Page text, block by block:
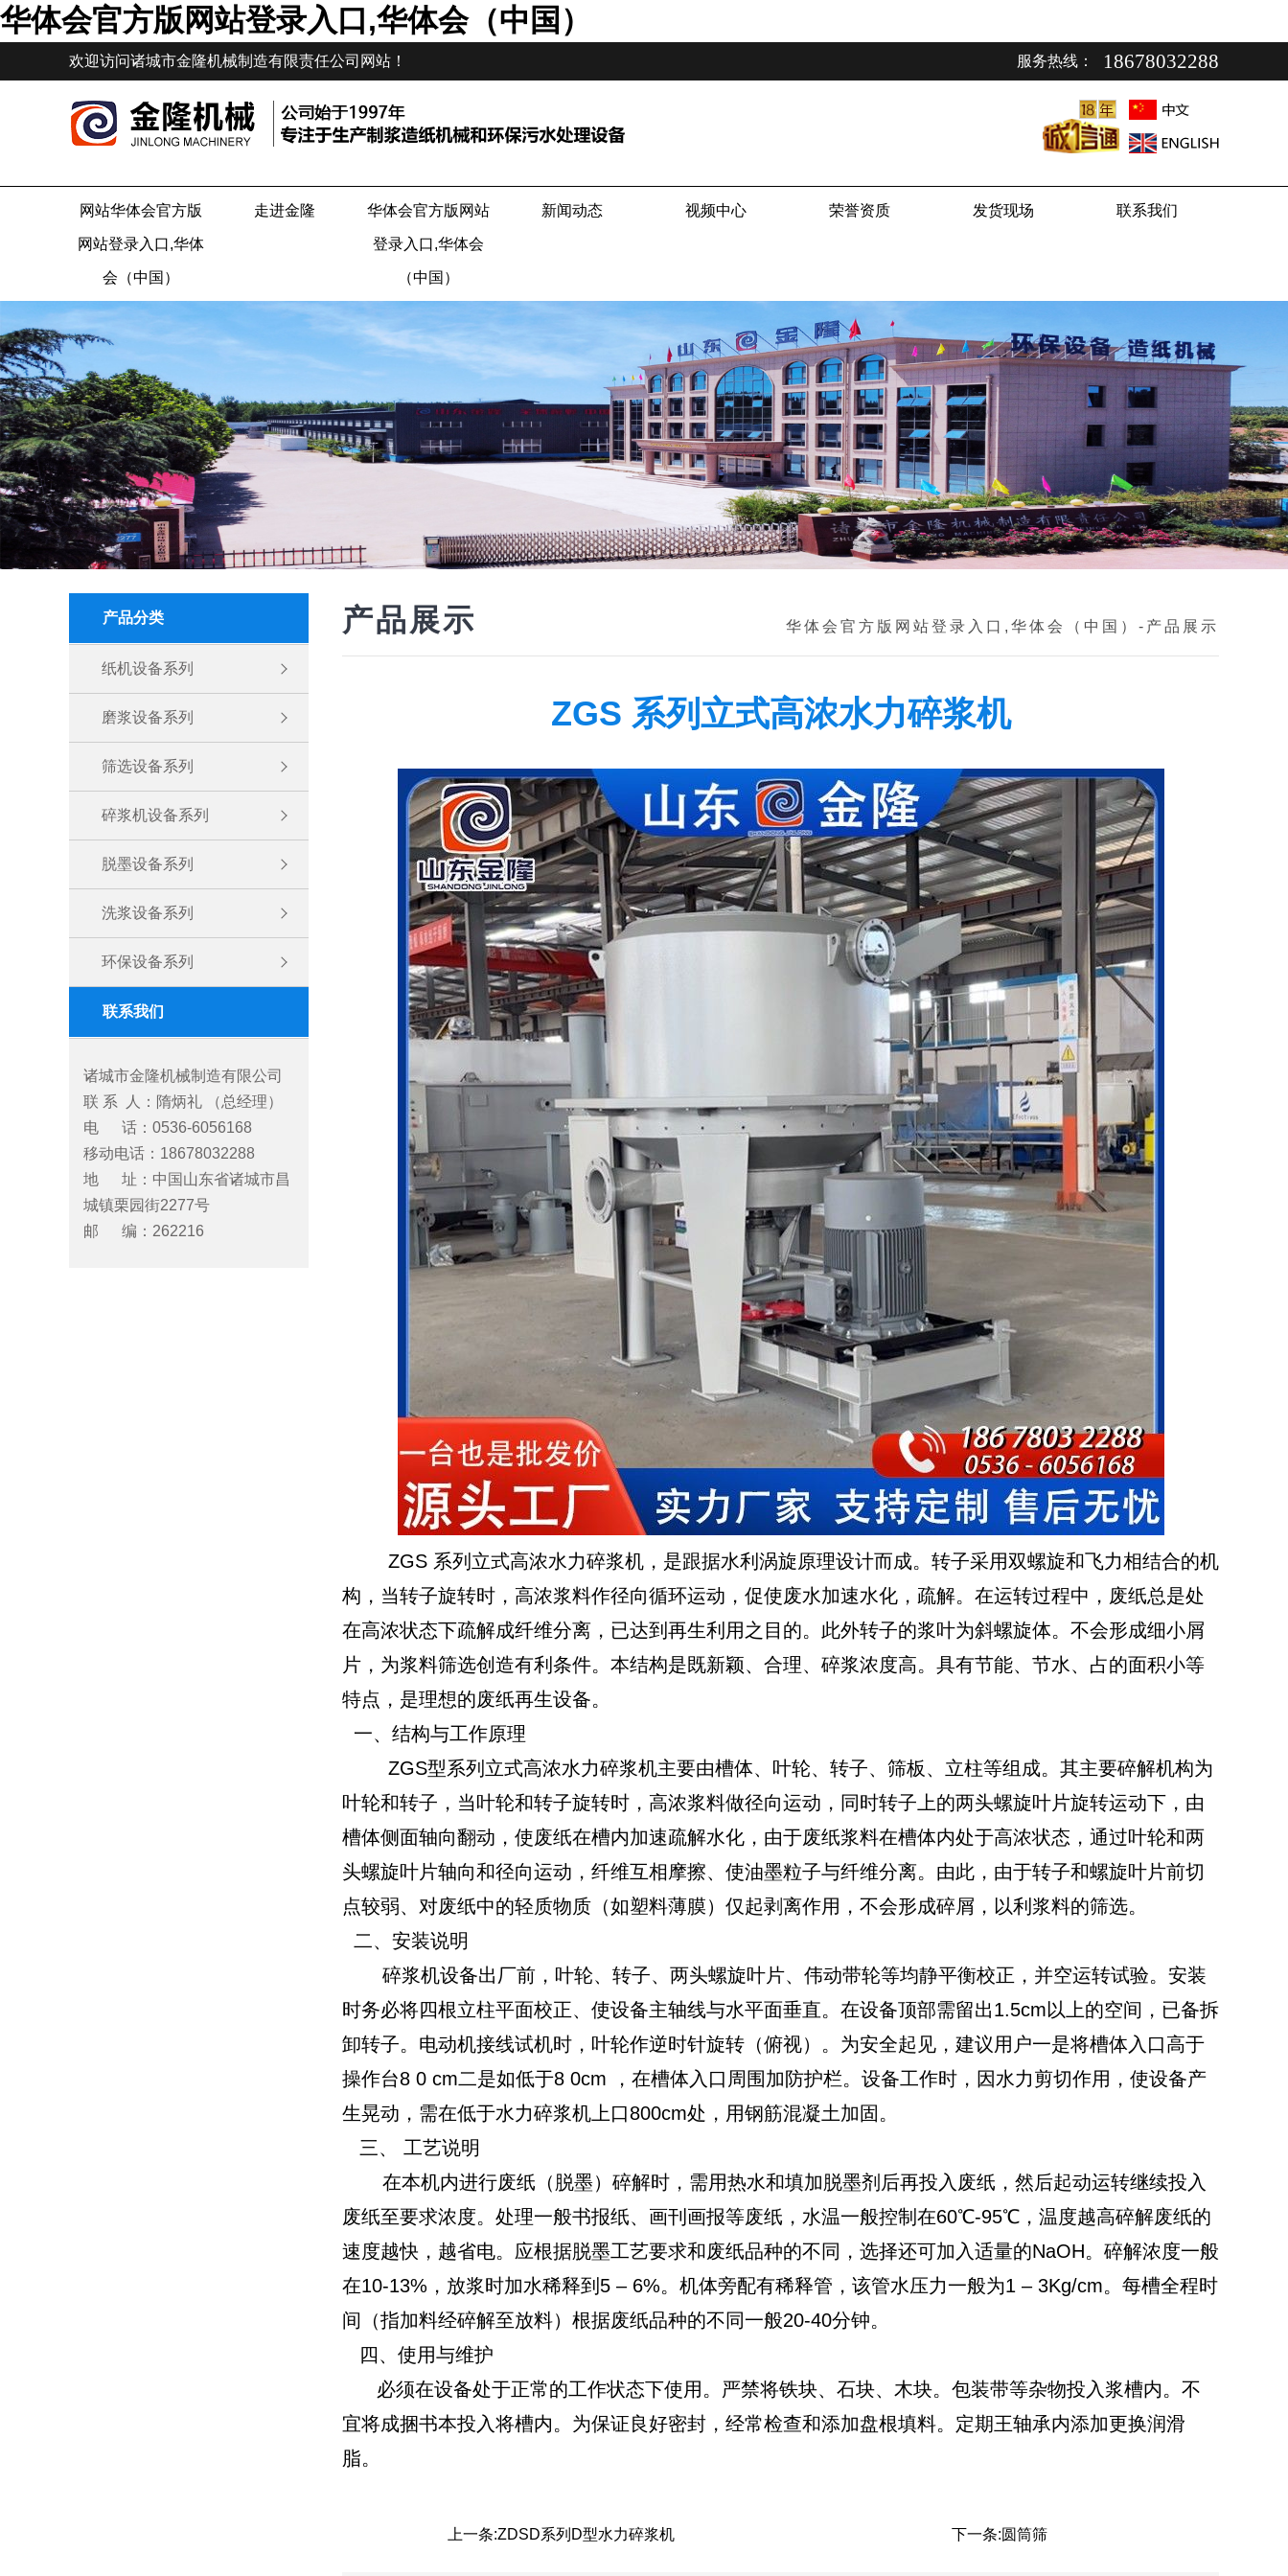
华体会官方版网站登录入口,华体会（中国）
欢迎访问诸城市金隆机械制造有限责任公司网站！ 服务热线： 18678032288
网站华体会官方版
网站登录入口,华体
会（中国）
走进金隆 华体会官方版网站
登录入口,华体会
（中国）
新闻动态 视频中心 荣誉资质 发货现场 联系我们
产品分类
纸机设备系列
磨浆设备系列
筛选设备系列
碎浆机设备系列
脱墨设备系列
洗浆设备系列
环保设备系列
联系我们
诸城市金隆机械制造有限公司
联 系 人：隋炳礼 （总经理）
电 话：0536-6056168
移动电话：18678032288
地 址：中国山东省诸城市昌
城镇栗园街2277号
邮 编：262216
产品展示 华体会官方版网站登录入口,华体会（中国） - 产品展示
ZGS 系列立式高浓水力碎浆机
ZGS 系列立式高浓水力碎浆机，是跟据水利涡旋原理设计而成。转子采用双螺旋和飞力相结合的机
构，当转子旋转时，高浓浆料作径向循环运动，促使废水加速水化，疏解。在运转过程中，废纸总是处
在高浓状态下疏解成纤维分离，已达到再生利用之目的。此外转子的浆叶为斜螺旋体。不会形成细小屑
片，为浆料筛选创造有利条件。本结构是既新颖、合理、碎浆浓度高。具有节能、节水、占的面积小等
特点，是理想的废纸再生设备。
一、结构与工作原理
ZGS型系列立式高浓水力碎浆机主要由槽体、叶轮、转子、筛板、立柱等组成。其主要碎解机构为
叶轮和转子，当叶轮和转子旋转时，高浓浆料做径向运动，同时转子上的两头螺旋叶片旋转运动下，由
槽体侧面轴向翻动，使废纸在槽内加速疏解水化，由于废纸浆料在槽体内处于高浓状态，通过叶轮和两
头螺旋叶片轴向和径向运动，纤维互相摩擦、使油墨粒子与纤维分离。由此，由于转子和螺旋叶片前切
点较弱、对废纸中的轻质物质（如塑料薄膜）仅起剥离作用，不会形成碎屑，以利浆料的筛选。
二、安装说明
碎浆机设备出厂前，叶轮、转子、两头螺旋叶片、伟动带轮等均静平衡校正，并空运转试验。安装
时务必将四根立柱平面校正、使设备主轴线与水平面垂直。在设备顶部需留出1.5cm以上的空间，已备拆
卸转子。电动机接线试机时，叶轮作逆时针旋转（俯视）。为安全起见，建议用户一是将槽体入口高于
操作台8 0 cm二是如低于8 0cm ，在槽体入口周围加防护栏。设备工作时，因水力剪切作用，使设备产
生晃动，需在低于水力碎浆机上口800cm处，用钢筋混凝土加固。
三、 工艺说明
在本机内进行废纸（脱墨）碎解时，需用热水和填加脱墨剂后再投入废纸，然后起动运转继续投入
废纸至要求浓度。处理一般书报纸、画刊画报等废纸，水温一般控制在60℃-95℃，温度越高碎解废纸的
速度越快，越省电。应根据脱墨工艺要求和废纸品种的不同，选择还可加入适量的NaOH。碎解浓度一般
在10-13%，放浆时加水稀释到5 – 6%。机体旁配有稀释管，该管水压力一般为1 – 3Kg/cm。每槽全程时
间（指加料经碎解至放料）根据废纸品种的不同一般20-40分钟。
四、使用与维护
必须在设备处于正常的工作状态下使用。严禁将铁块、石块、木块。包装带等杂物投入浆槽内。不
宜将成捆书本投入将槽内。为保证良好密封，经常检查和添加盘根填料。定期王轴承内添加更换润滑
脂。
上一条:ZDSD系列D型水力碎浆机 下一条:圆筒筛